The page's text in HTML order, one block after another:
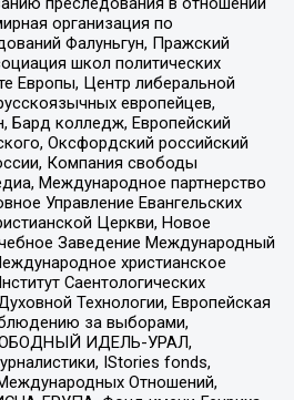
организация по
Фалуньгун, Пражский
школ политических
Европы, Центр либеральной
европейцев,
Бард колледж, Европейский
Оксфордский российский
Компания свободы
Международное партнерство
Управление Евангельских
Церкви, Новое
Заведение Международный
христианское
Саентологических
Технологии, Европейская
за выборами,
ИДЕЛЬ-УРАЛ,
IStories fonds,
Отношений,